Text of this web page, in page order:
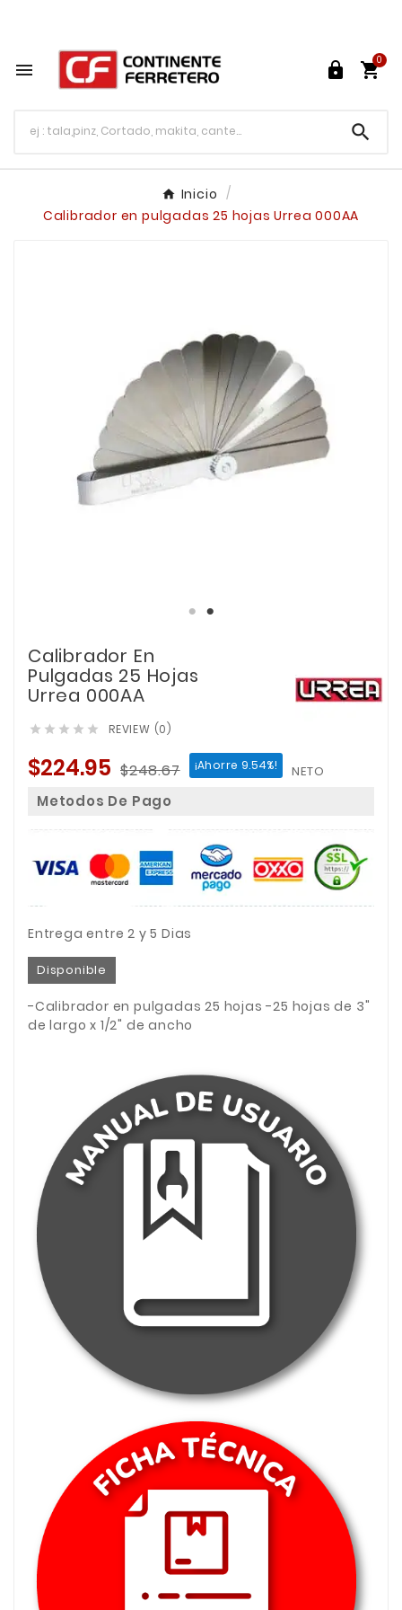
  
0

Inicio
Calibrador en pulgadas 25 hojas Urrea 000AA
Calibrador En
Pulgadas 25 Hojas
Urrea 000AA
     REVIEW (0)
$224.95 $248.67 ¡Ahorre 9.54%! NETO
Metodos De Pago
Entrega entre 2 y 5 Dias
Disponible
-Calibrador en pulgadas 25 hojas -25 hojas de 3"
de largo x 1/2" de ancho